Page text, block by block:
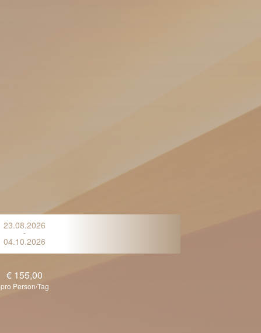
23.08.2026
-
04.10.2026
€ 155,00
pro Person/Tag